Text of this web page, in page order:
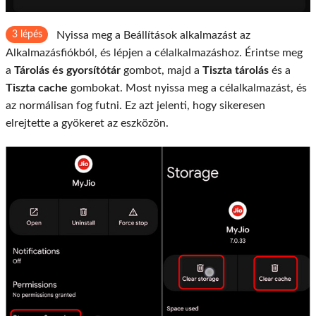
3 lépés
Nyissa meg a Beállítások alkalmazást az
Alkalmazásfiókból, és lépjen a célalkalmazáshoz. Érintse meg
a Tárolás és gyorsítótár gombot, majd a Tiszta tárolás és a
Tiszta cache gombokat. Most nyissa meg a célalkalmazást, és
az normálisan fog futni. Ez azt jelenti, hogy sikeresen
elrejtette a gyökeret az eszközön.